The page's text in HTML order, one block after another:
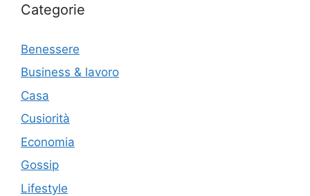
Categorie
Benessere
Business & lavoro
Casa
Cusiorità
Economia
Gossip
Lifestyle